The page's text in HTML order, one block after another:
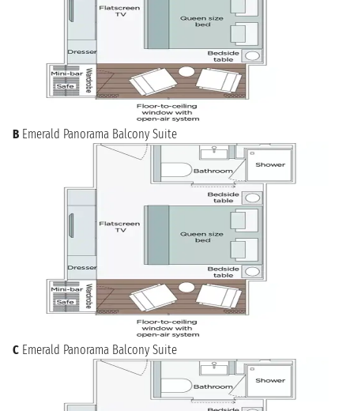
B Emerald Panorama Balcony Suite
C Emerald Panorama Balcony Suite